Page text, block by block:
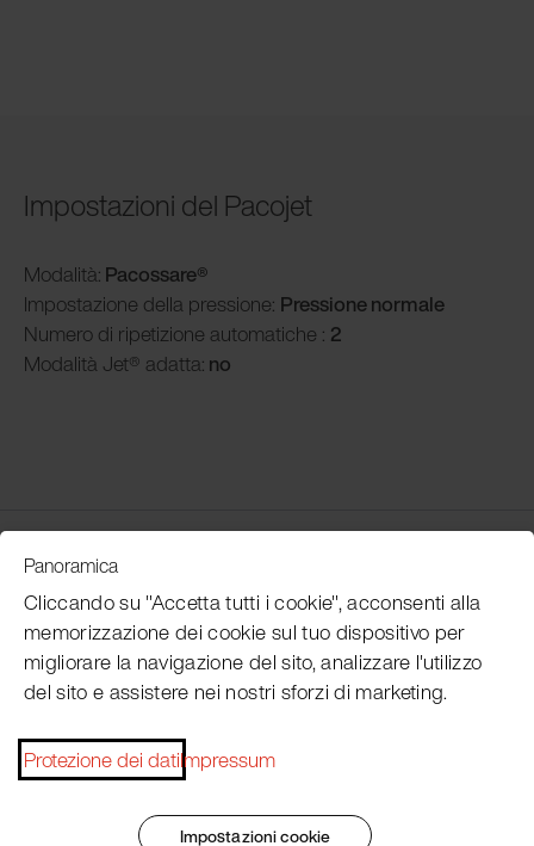
Impostazioni del Pacojet
Modalità: Pacossare®
Impostazione della pressione: Pressione normale
Numero di ripetizione automatiche : 2
Modalità Jet® adatta: no
Customer Service
Subscribe Pacojet Newsletter
Would you like to be regularly updated on news, event
Panoramica
Cliccando su "Accetta tutti i cookie", acconsenti alla
memorizzazione dei cookie sul tuo dispositivo per
migliorare la navigazione del sito, analizzare l'utilizzo
del sito e assistere nei nostri sforzi di marketing.
Protezione dei datiImpressum
Impostazioni cookie